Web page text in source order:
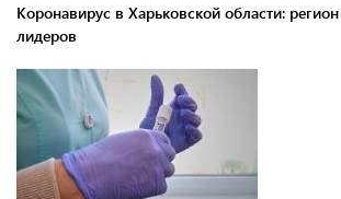
Коронавирус в Харьковской области:
лидеров